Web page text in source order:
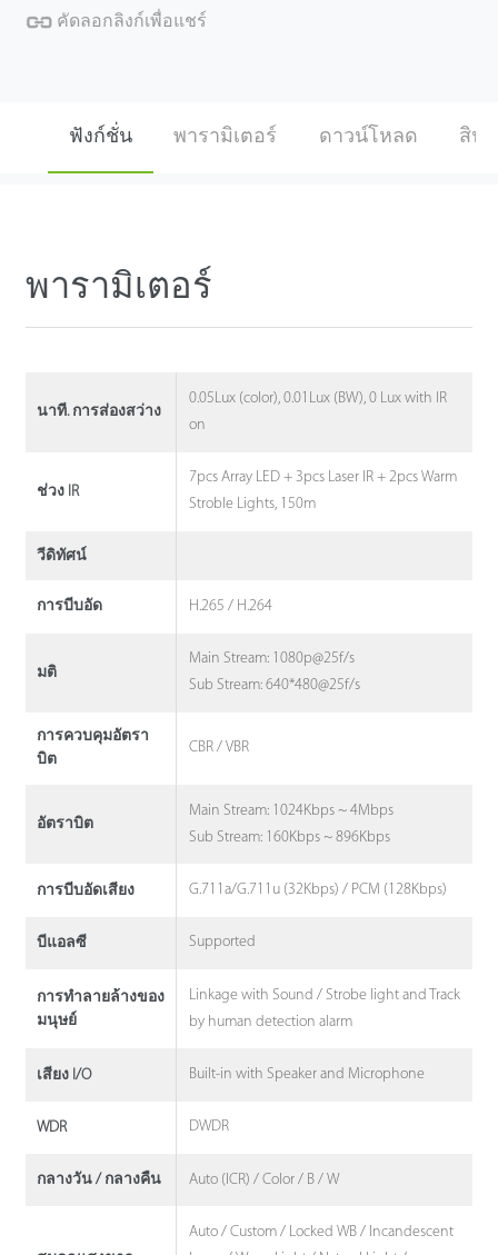
รบกวน 2D &3D อัจฉริยะ ฯลฯ เพื่อประหยัดแบนด์วิดท์และ
ความชื้น 90%
คัดลอกลิงก์เพื่อแชร์
ฟังก์ชั่น พารามิเตอร์ ดาวน์โหลด สิน
พารามิเตอร์
นาที. การส่องสว่าง
0.05Lux (color), 0.01Lux (BW), 0 Lux with IR
on
ช่วง IR
7pcs Array LED + 3pcs Laser IR + 2pcs Warm
Stroble Lights, 150m
วีดิทัศน์
การบีบอัด H.265 / H.264
มติ
Main Stream: 1080p@25f/s
Sub Stream: 640*480@25f/s
การควบคุมอัตรา
บิต
CBR / VBR
อัตราบิต
Main Stream: 1024Kbps ~ 4Mbps
Sub Stream: 160Kbps ~ 896Kbps
การบีบอัดเสียง G.711a/G.711u (32Kbps) / PCM (128Kbps)
บีแอลซี Supported
การทําลายล้างของ
มนุษย์
Linkage with Sound / Strobe light and Track
by human detection alarm
เสียง I/O Built-in with Speaker and Microphone
WDR DWDR
กลางวัน / กลางคืน Auto (ICR) / Color / B / W
Auto / Custom / Locked WB / Incandescent